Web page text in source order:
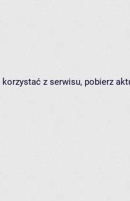
z serwisu, pobierz